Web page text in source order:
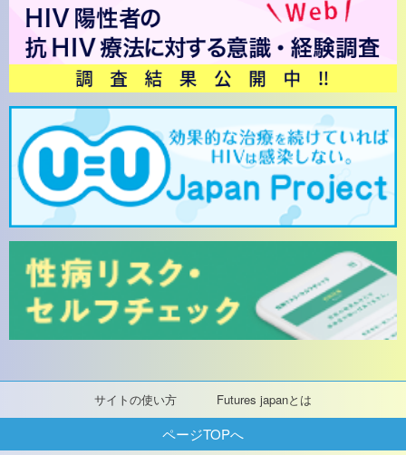
サイトの使い方 Futures japanとは
ページTOPへ